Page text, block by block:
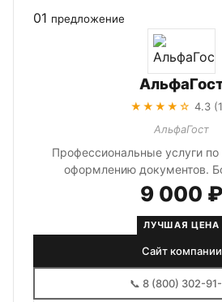
01 предложение
★★★★☆ 4.3
АльфаГост
Профессиональные услуги
оформлению документов.
сертификатов и9 000 ₽
ЛУЧШАЯ ЦЕНА
Сайт компании
📞 8 (800) 302-